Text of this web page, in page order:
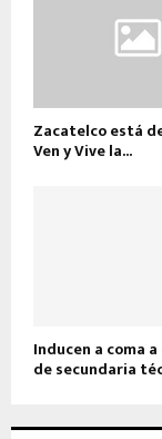
Zacatelco está
Ven y Vive la...
Inducen a coma
de secundaria